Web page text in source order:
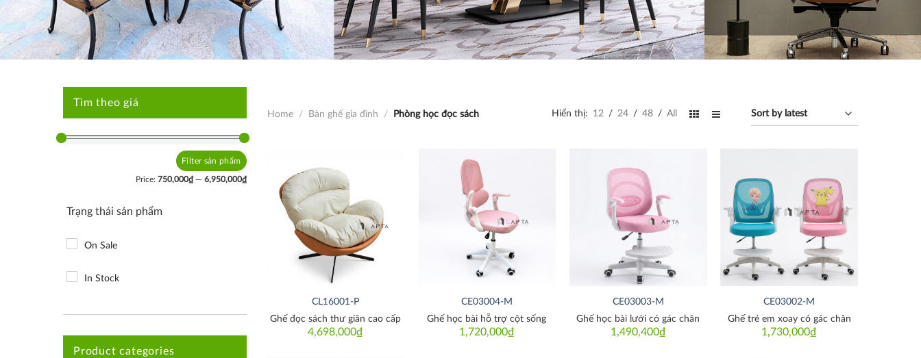
Tìm theo giá
price
price
Filter
Price: 750,000₫— 6,950,000₫
Trạng thái sản phẩm
On Sale
In Stock
Product categories
Home / Bàn ghế gia đình / Phòng học đọc sách Hiển thị: 12 / 24 / 48 / All
CL16001-P
4,698,000₫
Ghế đọc sách thư giãn cao cấp
CE03004-M
1,720,000₫
Ghế học bài hỗ trợ cột sống
CE03003-M
1,490,400₫
Ghế học bài lưới có gác chân
Thích
CE03002-M
1,730,000₫
Ghế trẻ em xoay có gác chân